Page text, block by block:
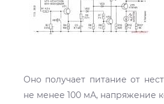
Оно получает питание от
не менее 100 мА, напряжение